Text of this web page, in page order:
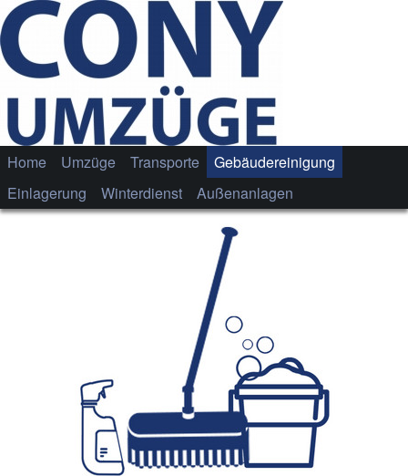
Home Umzüge Transporte
Gebäudereinigung
Einlagerung
Winterdienst Außenanlagen